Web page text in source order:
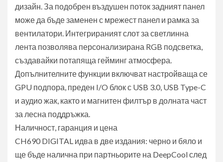
дизайн. За подобрен въздушен поток задният панел
може да бъде заменен с мрежест панел и рамка за
вентилатори. Интегрираният слот за светлинна
лента позволява персонализирана RGB подсветка,
създавайки потапяща гейминг атмосфера.
Допълнителните функции включват настройваща се
GPU подпора, преден I/O блок с USB 3.0, USB Type-C
и аудио жак, както и магнитен филтър в долната част
за лесна поддръжка.
Наличност, гаранция и цена
CH690 DIGITAL идва в две издания: черно и бяло и
ще бъде налична при партньорите на DeepCool след